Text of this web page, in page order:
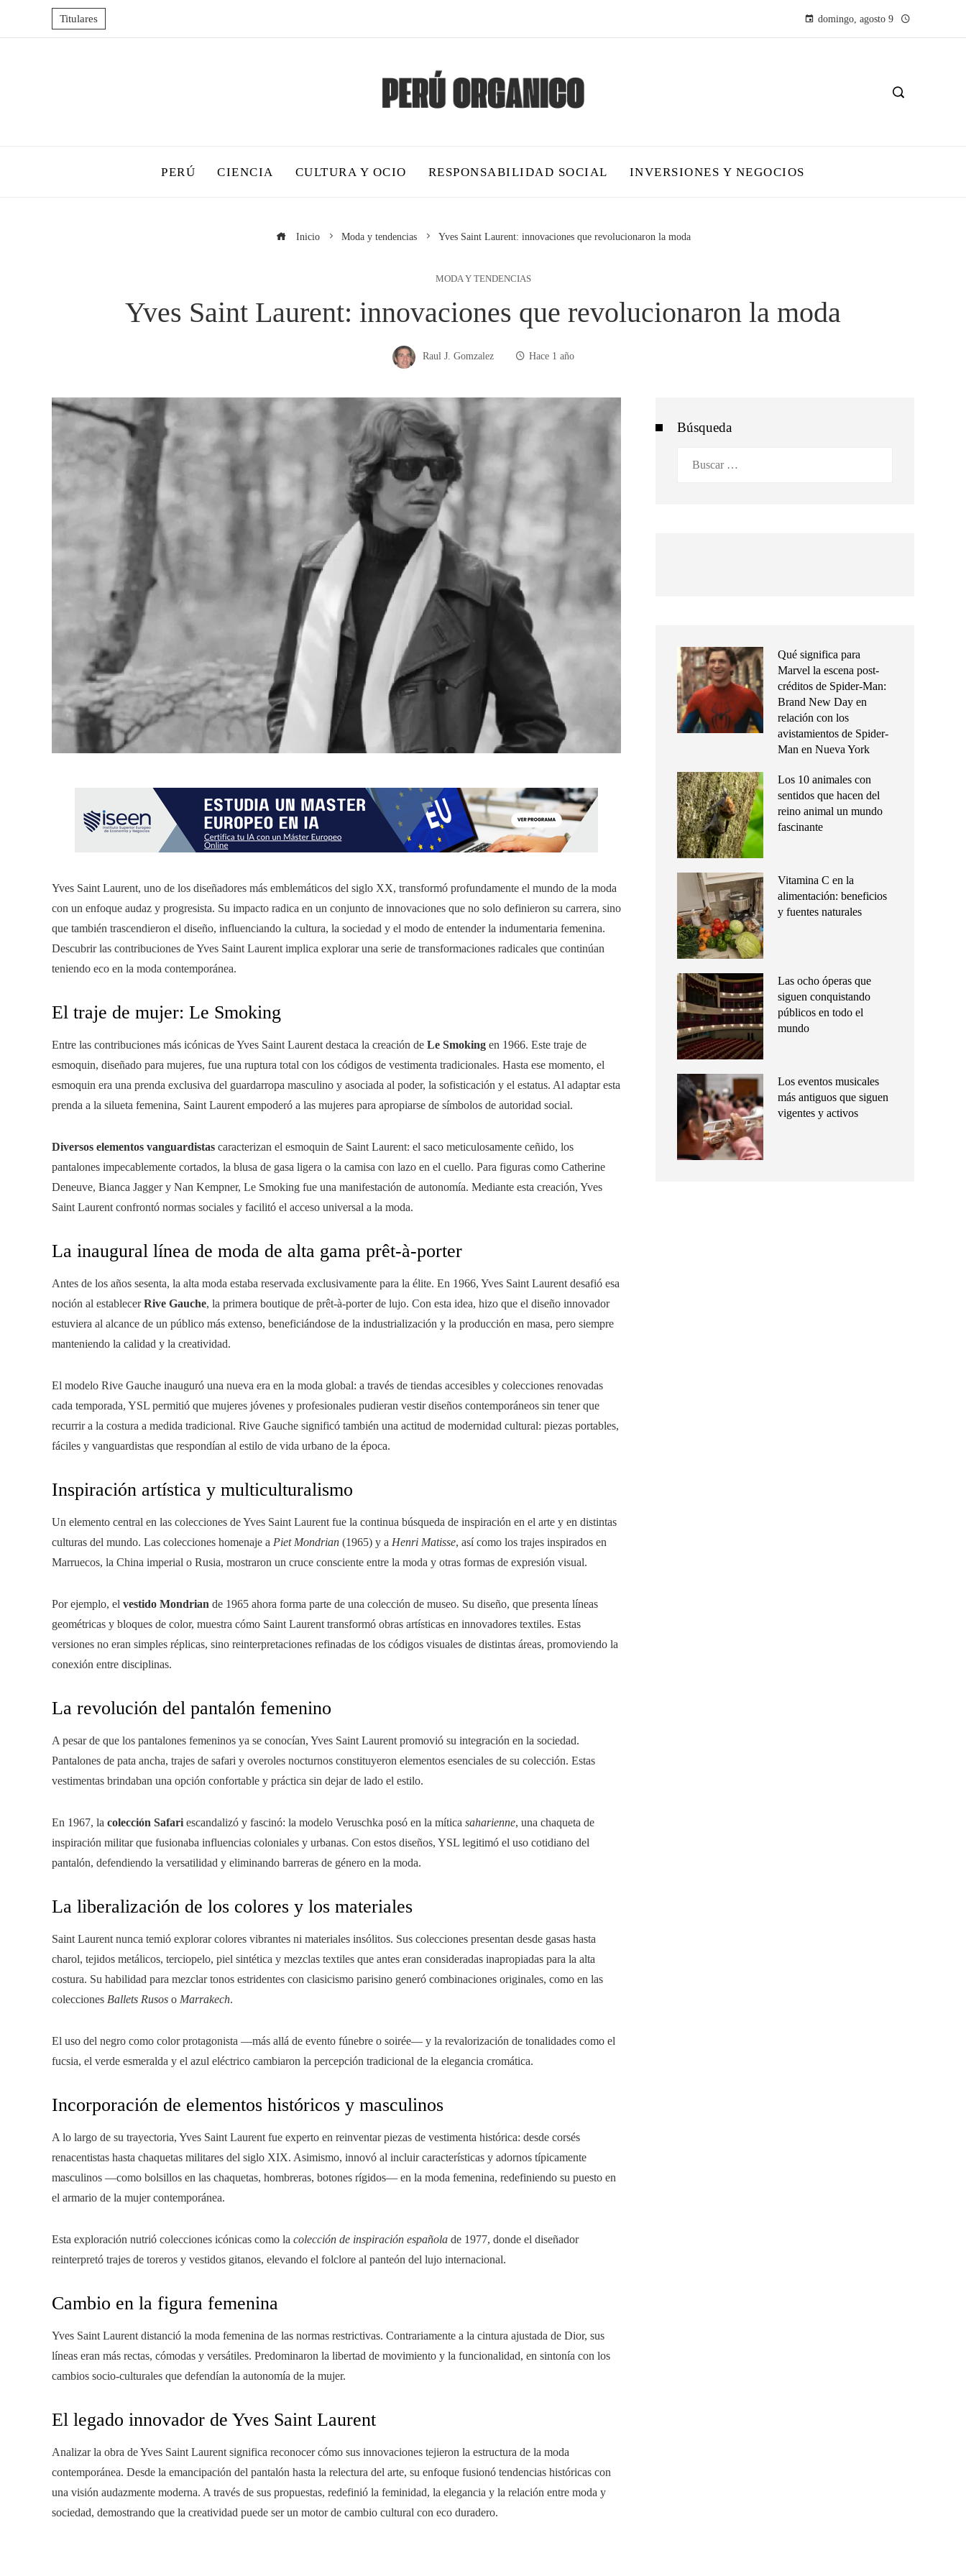
Titulares domingo, agosto 9
PERÚ CIENCIA CULTURA Y OCIO RESPONSABILIDAD SOCIAL INVERSIONES Y NEGOCIOS
Inicio Moda y tendencias Yves Saint Laurent: innovaciones que revolucionaron la moda
MODA Y TENDENCIAS
Yves Saint Laurent: innovaciones que revolucionaron la moda
Raul J. Gomzalez Hace 1 año
Yves Saint Laurent, uno de los diseñadores más emblemáticos del siglo XX, transformó profundamente el mundo de la moda
con un enfoque audaz y progresista. Su impacto radica en un conjunto de innovaciones que no solo definieron su carrera, sino
que también trascendieron el diseño, influenciando la cultura, la sociedad y el modo de entender la indumentaria femenina.
Descubrir las contribuciones de Yves Saint Laurent implica explorar una serie de transformaciones radicales que continúan
teniendo eco en la moda contemporánea.
El traje de mujer: Le Smoking
Entre las contribuciones más icónicas de Yves Saint Laurent destaca la creación de Le Smoking en 1966. Este traje de
esmoquin, diseñado para mujeres, fue una ruptura total con los códigos de vestimenta tradicionales. Hasta ese momento, el
esmoquin era una prenda exclusiva del guardarropa masculino y asociada al poder, la sofisticación y el estatus. Al adaptar esta
prenda a la silueta femenina, Saint Laurent empoderó a las mujeres para apropiarse de símbolos de autoridad social.
Diversos elementos vanguardistas caracterizan el esmoquin de Saint Laurent: el saco meticulosamente ceñido, los
pantalones impecablemente cortados, la blusa de gasa ligera o la camisa con lazo en el cuello. Para figuras como Catherine
Deneuve, Bianca Jagger y Nan Kempner, Le Smoking fue una manifestación de autonomía. Mediante esta creación, Yves
Saint Laurent confrontó normas sociales y facilitó el acceso universal a la moda.
La inaugural línea de moda de alta gama prêt-à-porter
Antes de los años sesenta, la alta moda estaba reservada exclusivamente para la élite. En 1966, Yves Saint Laurent desafió esa
noción al establecerRive Gauche, la primera boutique de prêt-à-porter de lujo. Con esta idea, hizo que el diseño innovador
estuviera al alcance de un público más extenso, beneficiándose de la industrialización y la producción en masa, pero siempre
manteniendo la calidad y la creatividad.
El modelo Rive Gauche inauguró una nueva era en la moda global: a través de tiendas accesibles y colecciones renovadas
cada temporada, YSL permitió que mujeres jóvenes y profesionales pudieran vestir diseños contemporáneos sin tener que
recurrir a la costura a medida tradicional. Rive Gauche significó también una actitud de modernidad cultural: piezas portables,
fáciles y vanguardistas que respondían al estilo de vida urbano de la época.
Inspiración artística y multiculturalismo
Un elemento central en las colecciones de Yves Saint Laurent fue la continua búsqueda de inspiración en el arte y en distintas
culturas del mundo. Las colecciones homenaje a Piet Mondrian (1965) y a Henri Matisse, así como los trajes inspirados en
Marruecos, la China imperial o Rusia, mostraron un cruce consciente entre la moda y otras formas de expresión visual.
Por ejemplo, el vestido Mondrian de 1965 ahora forma parte de una colección de museo. Su diseño, que presenta líneas
geométricas y bloques de color, muestra cómo Saint Laurent transformó obras artísticas en innovadores textiles. Estas
versiones no eran simples réplicas, sino reinterpretaciones refinadas de los códigos visuales de distintas áreas, promoviendo la
conexión entre disciplinas.
La revolución del pantalón femenino
A pesar de que los pantalones femeninos ya se conocían, Yves Saint Laurent promovió su integración en la sociedad.
Pantalones de pata ancha, trajes de safari y overoles nocturnos constituyeron elementos esenciales de su colección. Estas
vestimentas brindaban una opción confortable y práctica sin dejar de lado el estilo.
En 1967, la colección Safari escandalizó y fascinó: la modelo Veruschka posó en la mítica saharienne, una chaqueta de
inspiración militar que fusionaba influencias coloniales y urbanas. Con estos diseños, YSL legitimó el uso cotidiano del
pantalón, defendiendo la versatilidad y eliminando barreras de género en la moda.
La liberalización de los colores y los materiales
Saint Laurent nunca temió explorar colores vibrantes ni materiales insólitos. Sus colecciones presentan desde gasas hasta
charol, tejidos metálicos, terciopelo, piel sintética y mezclas textiles que antes eran consideradas inapropiadas para la alta
costura. Su habilidad para mezclar tonos estridentes con clasicismo parisino generó combinaciones originales, como en las
colecciones Ballets Rusos o Marrakech.
El uso del negro como color protagonista —más allá de evento fúnebre o soirée— y la revalorización de tonalidades como el
fucsia, el verde esmeralda y el azul eléctrico cambiaron la percepción tradicional de la elegancia cromática.
Incorporación de elementos históricos y masculinos
A lo largo de su trayectoria, Yves Saint Laurent fue experto en reinventar piezas de vestimenta histórica: desde corsés
renacentistas hasta chaquetas militares del siglo XIX. Asimismo, innovó al incluir características y adornos típicamente
masculinos —como bolsillos en las chaquetas, hombreras, botones rígidos— en la moda femenina, redefiniendo su puesto en
el armario de la mujer contemporánea.
Esta exploración nutrió colecciones icónicas como la colección de inspiración española de 1977, donde el diseñador
reinterpretó trajes de toreros y vestidos gitanos, elevando el folclore al panteón del lujo internacional.
Cambio en la figura femenina
Yves Saint Laurent distanció la moda femenina de las normas restrictivas. Contrariamente a la cintura ajustada de Dior, sus
líneas eran más rectas, cómodas y versátiles. Predominaron la libertad de movimiento y la funcionalidad, en sintonía con los
cambios socio-culturales que defendían la autonomía de la mujer.
El legado innovador de Yves Saint Laurent
Analizar la obra de Yves Saint Laurent significa reconocer cómo sus innovaciones tejieron la estructura de la moda
contemporánea. Desde la emancipación del pantalón hasta la relectura del arte, su enfoque fusionó tendencias históricas con
una visión audazmente moderna. A través de sus propuestas, redefinió la feminidad, la elegancia y la relación entre moda y
sociedad, demostrando que la creatividad puede ser un motor de cambio cultural con eco duradero.
Búsqueda
Qué significa para
Marvel la escena post-
créditos de Spider-Man:
Brand New Day en
relación con los
avistamientos de Spider-
Man en Nueva York
Los 10 animales con
sentidos que hacen del
reino animal un mundo
fascinante
Vitamina C en la
alimentación: beneficios
y fuentes naturales
Las ocho óperas que
siguen conquistando
públicos en todo el
mundo
Los eventos musicales
más antiguos que siguen
vigentes y activos